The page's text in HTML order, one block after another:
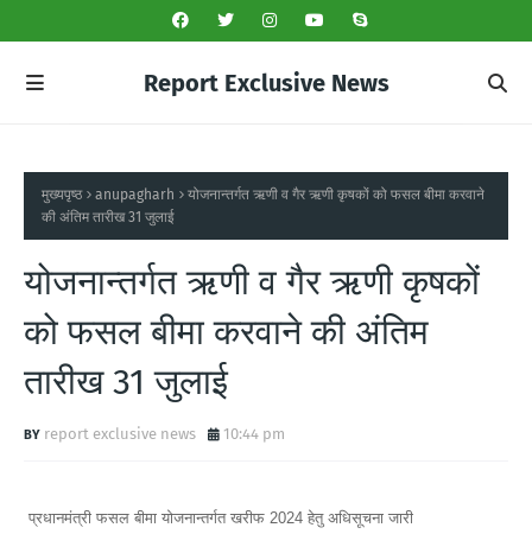
Report Exclusive News
मुख्यपृष्ठ anupagharh
योजनान्तर्गत ऋणी व गैर ऋणी कृषकों को फसल बीमा करवाने
की अंतिम तारीख 31 जुलाई
योजनान्तर्गत ऋणी व गैर ऋणी कृषकों
को फसल बीमा करवाने की अंतिम
तारीख 31 जुलाई
report exclusive news 10:44 pm
प्रधानमंत्री फसल बीमा योजनान्तर्गत खरीफ 2024 हेतु अधिसूचना जारी